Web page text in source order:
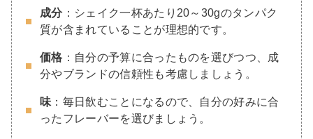
成分：シェイク一杯あたり20～30gのタンパク
質が含まれていることが理想的です。
価格 ：自分の予算に合ったものを選びつつ、成
分やブランドの信頼性も考慮しましょう。
味 ：毎日飲むことになるので、自分の好みに合
ったフレーバーを選びましょう。